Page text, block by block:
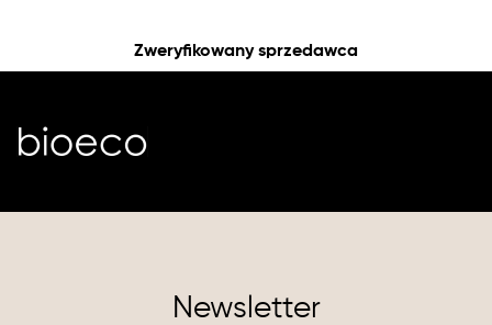
Zweryfikowany sprzedawca
Newsletter